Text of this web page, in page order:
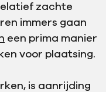
zachte
immers gaan
een prima manier
voor plaatsing.
is aanrijding